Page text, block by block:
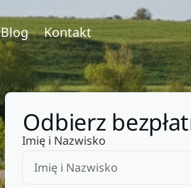
Blog Kontakt
Odbierz
Imię i Nazwisko